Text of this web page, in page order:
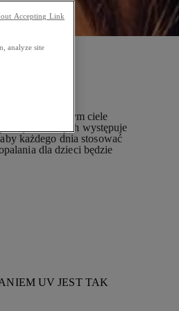
że na naszym ciele
w których występuje
każdego dnia stosować
dla dzieci będzie
UV JEST TAK
analyze site
Accepting Link